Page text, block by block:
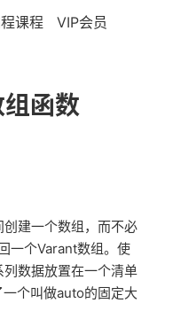
课程 VIP会员
函数
建一个数组，而不必
一个Varant数组。使
数据放置在一个清单
个叫做auto的固定大